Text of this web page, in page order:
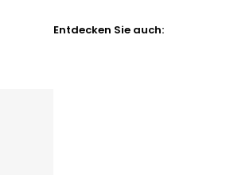
Entdecken Sie auch: